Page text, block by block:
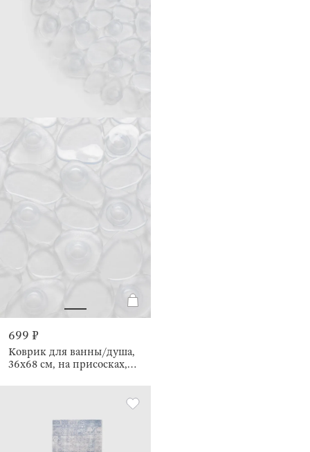
699 ₽
Коврик для ванны/душа,
36х68 см, на присосках,